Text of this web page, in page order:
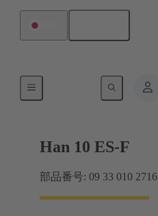
電流：16A以下
Han 10 ES-F
部品番号: 09 33 010 2716